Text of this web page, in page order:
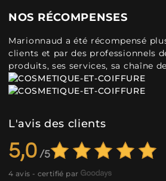
NOS RÉCOMPENSES
Marionnaud a été récompensé
clients et par des professionnels
produits, ses services, sa chaîne
L'avis des clients
5,0
4 avis - certifié par